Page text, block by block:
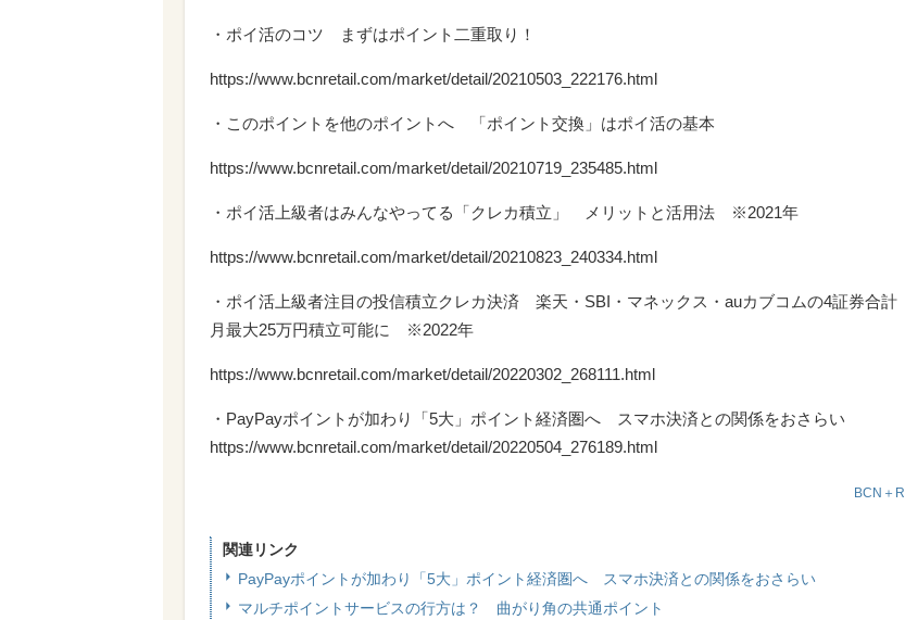
・ポイ活のコツ まずはポイント二重取り！
https://www.bcnretail.com/market/detail/20210503_222176.html
・このポイントを他のポイントへ 「ポイント交換」はポイ活の基本
https://www.bcnretail.com/market/detail/20210719_235485.html
・ポイ活上級者はみんなやってる「クレカ積立」 メリットと活用法 ※2021年
https://www.bcnretail.com/market/detail/20210823_240334.html
・ポイ活上級者注目の投信積立クレカ決済 楽天・SBI・マネックス・auカブコムの4証券合計
月最大25万円積立可能に ※2022年
https://www.bcnretail.com/market/detail/20220302_268111.html
・PayPayポイントが加わり「5大」ポイント経済圏へ スマホ決済との関係をおさらい
https://www.bcnretail.com/market/detail/20220504_276189.html
BCN＋R
関連リンク
PayPayポイントが加わり「5大」ポイント経済圏へ スマホ決済との関係をおさらい
マルチポイントサービスの行方は？ 曲がり角の共通ポイント